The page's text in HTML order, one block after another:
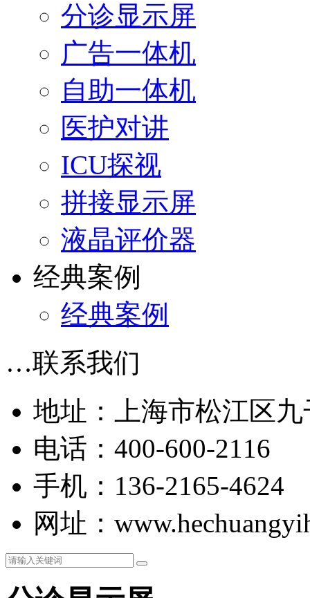
分诊显示屏
广告一体机
自助一体机
医护对讲
ICU探视
拼接显示屏
液晶评价器
经典案例
经典案例
…联系我们
地址：上海市松江区
电话：400-600-2116
手机：136-2165-4624
网址：